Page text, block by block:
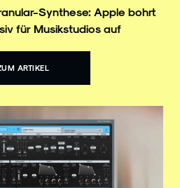
Synthese: Apple bohrt
für Musikstudios auf
ARTIKEL